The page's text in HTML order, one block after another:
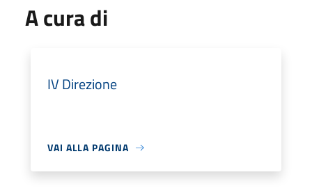
A cura di
IV Direzione
VAI ALLA PAGINA